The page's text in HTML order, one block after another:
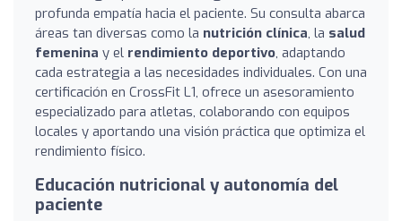
profunda empatía hacia el paciente. Su consulta abarca
áreas tan diversas como la nutrición clínica, la salud
femenina y el rendimiento deportivo, adaptando
cada estrategia a las necesidades individuales. Con una
certificación en CrossFit L1, ofrece un asesoramiento
especializado para atletas, colaborando con equipos
locales y aportando una visión práctica que optimiza el
rendimiento físico.
Educación nutricional y autonomía del
paciente